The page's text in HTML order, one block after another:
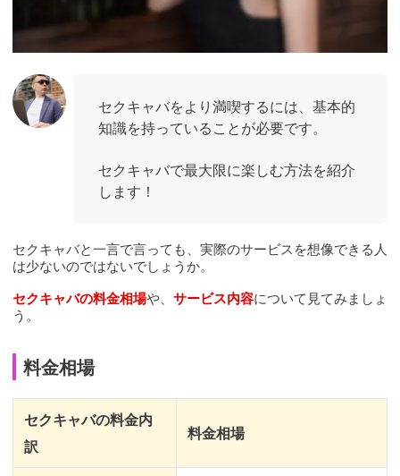
セクキャバをより満喫するには、基本的
知識を持っていることが必要です。
セクキャバで最大限に楽しむ方法を紹介
します！
セクキャバと一言で言っても、実際のサービスを想像できる人
は少ないのではないでしょうか。
セクキャバの料金相場や、 サービス内容について見てみましょ
う。
料金相場
セクキャバの料金内
訳
料金相場